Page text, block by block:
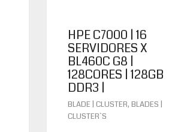
HPE C7000 | 16
SERVIDORES X
BL460C G8 |
128CORES | 128GB
DDR3 |
BLADE | CLUSTER, BLADES |
CLUSTER`S